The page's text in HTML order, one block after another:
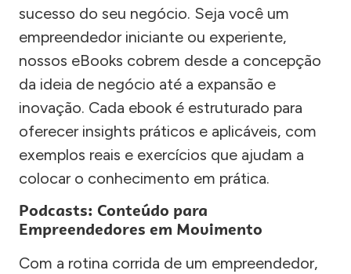
sucesso do seu negócio. Seja você um
empreendedor iniciante ou experiente,
nossos eBooks cobrem desde a concepção
da ideia de negócio até a expansão e
inovação. Cada ebook é estruturado para
oferecer insights práticos e aplicáveis, com
exemplos reais e exercícios que ajudam a
colocar o conhecimento em prática.
Podcasts: Conteúdo para
Empreendedores em Movimento
Com a rotina corrida de um empreendedor,